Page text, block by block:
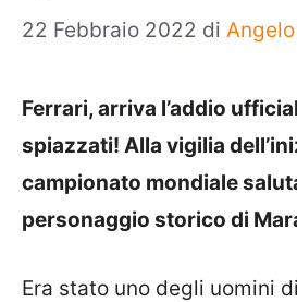
22 Febbraio 2022 di
Ferrari, arriva l’addio
spiazzati! Alla vigilia
campionato mondiale
personaggio storico di
Era stato uno degli uomini